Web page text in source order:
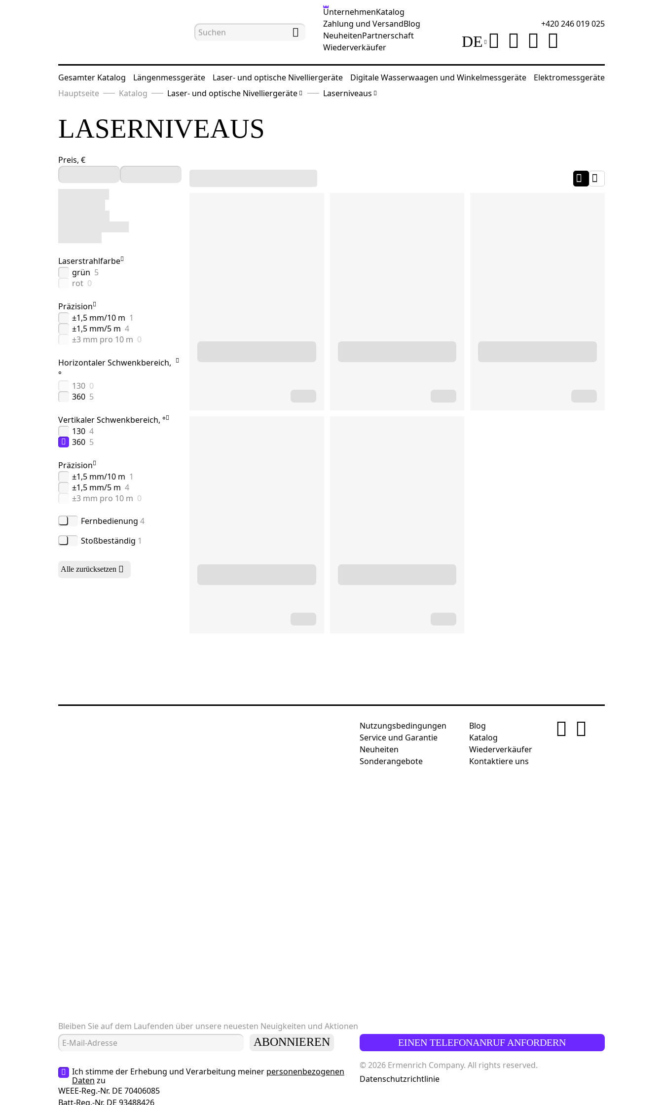
UnternehmenKatalog
Zahlung und VersandBlog
NeuheitenPartnerschaft
Wiederverkäufer
+420 246 019 025
DE
Gesamter Katalog Längenmessgeräte Laser- und optische Nivelliergeräte Digitale Wasserwaagen und Winkelmessgeräte
Elektromessgeräte
Hauptseite
Katalog Laser- und optische Nivelliergeräte Laserniveaus
LASERNIVEAUS
Preis, €
Laserstrahlfarbe
grün 5
rot 0
Präzision
±1,5 mm/10 m 1
±1,5 mm/5 m 4
±3 mm pro 10 m 0
Horizontaler Schwenkbereich,
°
130 0
360 5
Vertikaler Schwenkbereich, °
130 4
360 5
Präzision
±1,5 mm/10 m 1
±1,5 mm/5 m 4
±3 mm pro 10 m 0
Fernbedienung 4
Stoßbeständig 1
Alle zurücksetzen
Nutzungsbedingungen
Service und Garantie
Neuheiten
Sonderangebote
Blog
Katalog
Wiederverkäufer
Kontaktiere uns
Bleiben Sie auf dem Laufenden über unsere neuesten Neuigkeiten und Aktionen
Ich stimme der Erhebung und Verarbeitung meiner personenbezogenen
Daten zu
ABONNIEREN EINEN TELEFONANRUF ANFORDERN
© 2026 Ermenrich Company. All rights reserved.
Datenschutzrichtlinie
WEEE-Reg.-Nr. DE 70406085
Batt-Reg.-Nr. DE 93488426